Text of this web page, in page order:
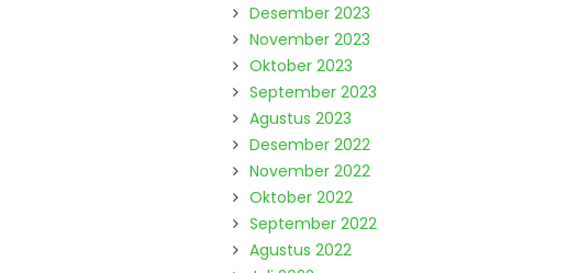
Desember 2023
November 2023
Oktober 2023
September 2023
Agustus 2023
Desember 2022
November 2022
Oktober 2022
September 2022
Agustus 2022